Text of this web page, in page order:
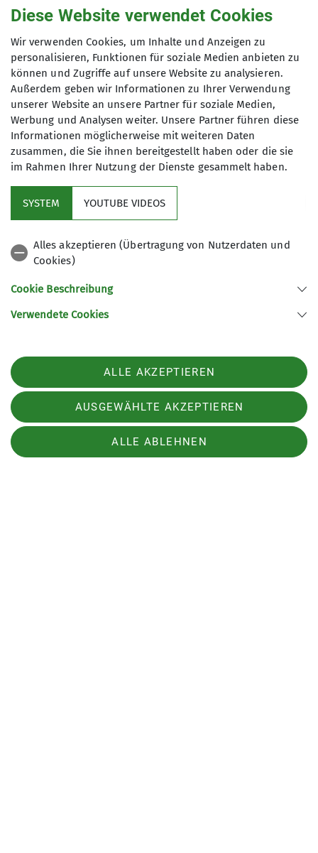
Gegenüber war die erste Station vom
Skulpturenweg, welcher von Neuler bis nach
Niederalfingen geht. Zuerst ging der neuere Teil
durch den Ort zur alten Ziegelei mit der Skulptur
„Lehmstecher“, wo bis 1950 neben Ziegelsteinen
auch Kalk gebrannt wurde. Am Kreisvekehr in
Neuler gab es Figuren wie Backenzahn mit
Apollonia, Turngrazie und modere
Kariesbehandlung. Dann wanderte die Gruppe im
mit seinen vielen Skulturen nach Niederalfingen.
genutzt wird. Zurück ging es nach Neuler, wo im
„Landgasthof Bieg“ der gemütliche Teil seinen
Abschluss fand.
Diese Website verwendet Cookies
Wir verwenden Cookies, um Inhalte und Anzeigen zu
personalisieren, Funktionen für soziale Medien anbieten zu
können und Zugriffe auf unsere Website zu analysieren.
Außerdem geben wir Informationen zu Ihrer Verwendung
unserer Website an unsere Partner für soziale Medien,
Werbung und Analysen weiter. Unsere Partner führen diese
Informationen möglicherweise mit weiteren Daten
zusammen, die Sie ihnen bereitgestellt haben oder die sie
im Rahmen Ihrer Nutzung der Dienste gesammelt haben.
SYSTEM YOUTUBE VIDEOS
Alles akzeptieren (Übertragung von Nutzerdaten und
Cookies)
Cookie Beschreibung
Verwendete Cookies
ALLE AKZEPTIEREN
AUSGEWÄHLTE AKZEPTIEREN
ALLE ABLEHNEN